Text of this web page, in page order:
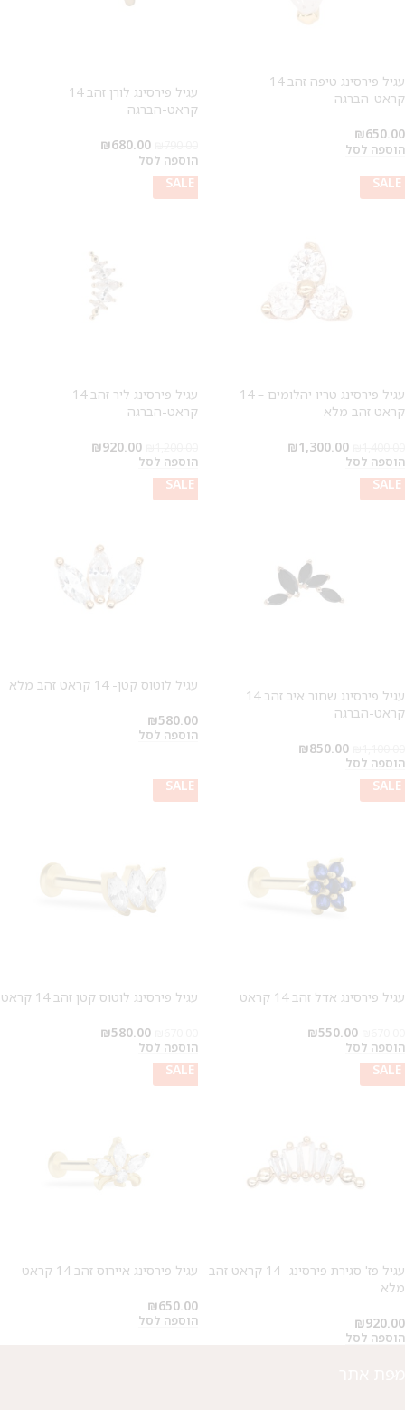
עגיל פירסינג טיפה זהב 14
קראט-הברגה
₪650.00
הוספה לסל
עגיל פירסינג לורן זהב 14
קראט-הברגה
₪680.00
הוספה לסל
SALE
SALE
עגיל פירסינג טריו יהלומים – 14
קראט זהב מלא
₪1,300.00
הוספה לסל
SALE
SALE
עגיל פירסינג ליר זהב 14
קראט-הברגה
₪920.00
הוספה לסל
SALE
SALE
עגיל פירסינג שחור איב זהב 14
קראט-הברגה
₪850.00
הוספה לסל
SALE
עגיל לוטוס קטן- 14 קראט זהב מלא
₪580.00
הוספה לסל
SALE
SALE
עגיל פירסינג אדל זהב 14 קראט
₪550.00
הוספה לסל
SALE
SALE
עגיל פירסינג לוטוס קטן זהב 14 קראט
₪580.00
הוספה לסל
SALE
עגיל פז' סגירת פירסינג- 14 קראט זהב
מלא
₪920.00
הוספה לסל
SALE
עגיל פירסינג איירוס זהב 14 קראט
₪650.00
הוספה לסל
מבצע 1+1